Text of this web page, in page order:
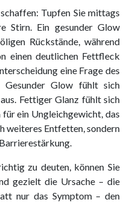
Tupfen Sie mittags
Stirn. Ein gesunder Glow
Rückstände, während
einen deutlichen Fettfleck
eine Frage des
Gesunder Glow fühlt sich
Fettiger Glanz fühlt sich
ein Ungleichgewicht, das
weiteres Entfetten, sondern
zu deuten, können Sie
gezielt die Ursache – die
nur das Symptom – den